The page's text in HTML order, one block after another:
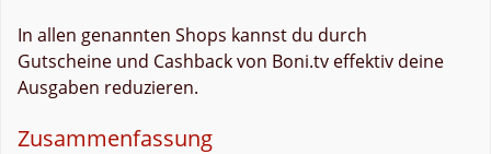
In allen genannten Shops kannst du durch
Gutscheine und Cashback von Boni.tv effektiv deine
Ausgaben reduzieren.
Zusammenfassung